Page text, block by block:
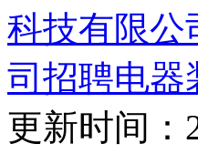
科技有限公
司招聘电器
更新时间：